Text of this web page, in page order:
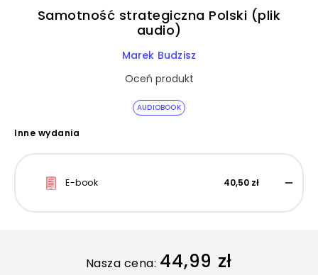
AUDIOBOOK
Samotność strategiczna Polski (plik
audio)
Marek Budzisz
Oceń produkt
Inne wydania
E-book 40,50 zł
Nasza cena: 44,99 zł